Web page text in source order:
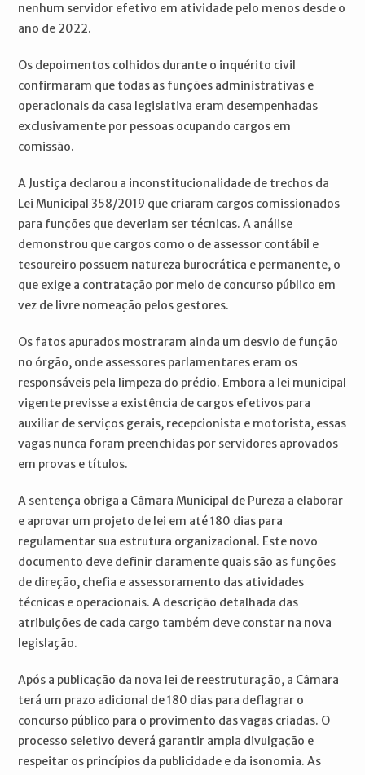
nenhum servidor efetivo em atividade pelo menos desde o
ano de 2022.
Os depoimentos colhidos durante o inquérito civil
confirmaram que todas as funções administrativas e
operacionais da casa legislativa eram desempenhadas
exclusivamente por pessoas ocupando cargos em
comissão.
A Justiça declarou a inconstitucionalidade de trechos da
Lei Municipal 358/2019 que criaram cargos comissionados
para funções que deveriam ser técnicas. A análise
demonstrou que cargos como o de assessor contábil e
tesoureiro possuem natureza burocrática e permanente, o
que exige a contratação por meio de concurso público em
vez de livre nomeação pelos gestores.
Os fatos apurados mostraram ainda um desvio de função
no órgão, onde assessores parlamentares eram os
responsáveis pela limpeza do prédio. Embora a lei municipal
vigente previsse a existência de cargos efetivos para
auxiliar de serviços gerais, recepcionista e motorista, essas
vagas nunca foram preenchidas por servidores aprovados
em provas e títulos.
A sentença obriga a Câmara Municipal de Pureza a elaborar
e aprovar um projeto de lei em até 180 dias para
regulamentar sua estrutura organizacional. Este novo
documento deve definir claramente quais são as funções
de direção, chefia e assessoramento das atividades
técnicas e operacionais. A descrição detalhada das
atribuições de cada cargo também deve constar na nova
legislação.
Após a publicação da nova lei de reestruturação, a Câmara
terá um prazo adicional de 180 dias para deflagrar o
concurso público para o provimento das vagas criadas. O
processo seletivo deverá garantir ampla divulgação e
respeitar os princípios da publicidade e da isonomia. As